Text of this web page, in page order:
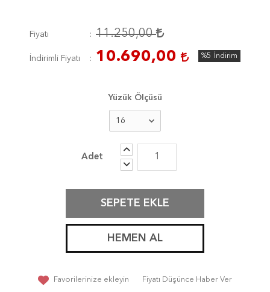
Fiyatı 11.250,00
İndirimli Fiyatı 10.690,00 %5 İndirim
Yüzük Ölçüsü
SEPETE EKLE
HEMEN AL
Favorilerinize ekleyin Fiyatı Düşünce Haber Ver